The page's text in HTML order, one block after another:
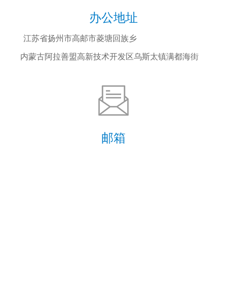
办公地址
江苏省扬州市高邮市菱塘回族乡
内蒙古阿拉善盟高新技术开发区乌斯太镇满都海街
邮箱